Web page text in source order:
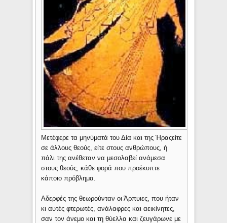
Μετέφερε τα μηνύματά του Δία και της Ήραςείτε
σε άλλους θεούς, είτε στους ανθρώπους, ή
πάλι της ανέθεταν να μεσολαβεί ανάμεσα
στους θεούς, κάθε φορά που προέκυπτε
κάποιο πρόβλημα.
Αδερφές της θεωρούνταν οι Άρπυιες, που ήταν
κι αυτές φτερωτές, ανάλαφρες και αεικίνητες,
σαν τον άνεμο και τη θύελλα και ζευγάρωνε με